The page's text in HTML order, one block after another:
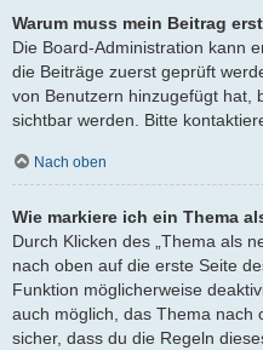
Warum muss mein Beitrag
Die Board-Administration kann
die Beiträge zuerst geprüft
von Benutzern hinzugefügt hat,
sichtbar werden. Bitte
Nach oben
Wie markiere ich ein Thema
Durch Klicken des „Thema als
nach oben auf die erste Seite
Funktion möglicherweise
auch möglich, das Thema nach
sicher, dass du die Regeln